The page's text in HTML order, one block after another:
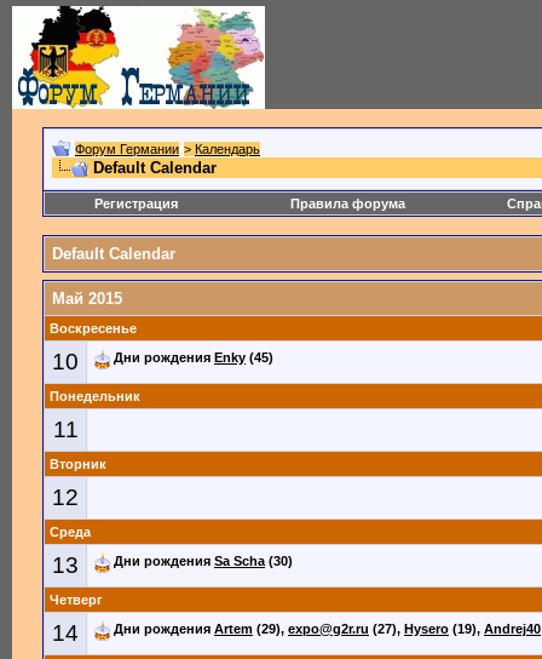
Форум Германии > Календарь
Default Calendar
Регистрация Правила форума
Default Calendar
Май 2015
Воскресенье
10 Дни рождения Enky (45)
Понедельник
11
Вторник
12
Среда
13 Дни рождения Sa Scha(30)
Четверг
14 Дни рождения Artem (29), expo@g2r.ru (27), Hysero (19), Andrej40